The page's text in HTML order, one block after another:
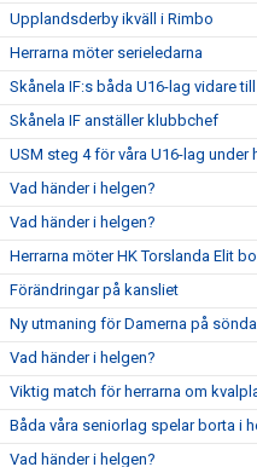
Upplandsderby ikväll i Rimbo
Herrarna möter serieledarna
Skånela IF:s båda U16-lag vidare
Skånela IF anställer klubbchef
USM steg 4 för våra U16-lag under
Vad händer i helgen?
Vad händer i helgen?
Herrarna möter HK Torslanda Elit
Förändringar på kansliet
Ny utmaning för Damerna på
Vad händer i helgen?
Viktig match för herrarna om
Båda våra seniorlag spelar borta i
Vad händer i helgen?